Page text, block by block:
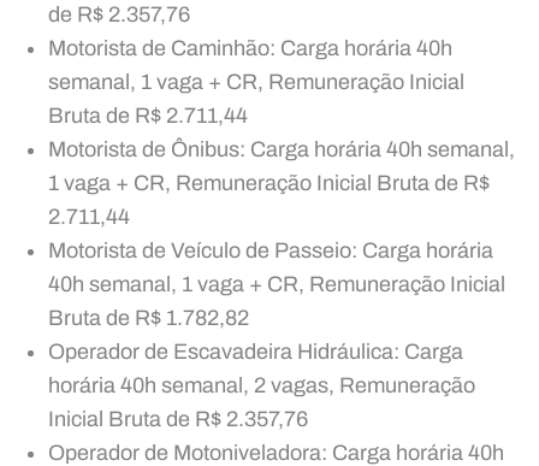
de R$ 2.357,76
Motorista de Caminhão: Carga horária 40h
semanal, 1 vaga + CR, Remuneração Inicial
Bruta de R$ 2.711,44
Motorista de Ônibus: Carga horária 40h semanal,
1 vaga + CR, Remuneração Inicial Bruta de R$
2.711,44
Motorista de Veículo de Passeio: Carga horária
40h semanal, 1 vaga + CR, Remuneração Inicial
Bruta de R$ 1.782,82
Operador de Escavadeira Hidráulica: Carga
horária 40h semanal, 2 vagas, Remuneração
Inicial Bruta de R$ 2.357,76
Operador de Motoniveladora: Carga horária 40h